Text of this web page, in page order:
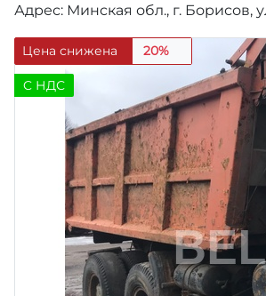
Адрес: Минская обл., г. Борисов,
Цена снижена 20%
C НДС